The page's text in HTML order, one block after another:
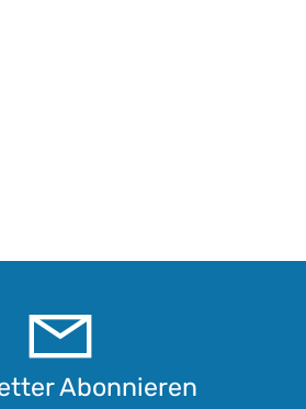
Abonnieren